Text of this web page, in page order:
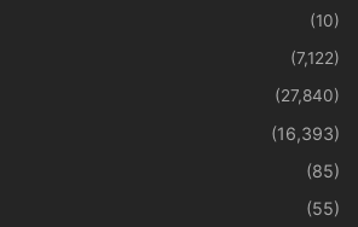
(10)
(7,122)
(27,840)
(16,393)
(85)
(55)